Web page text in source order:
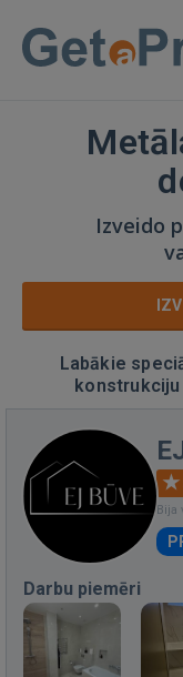
Izveido
Labākie
konstrukciju
Bija
Darbu piemēri